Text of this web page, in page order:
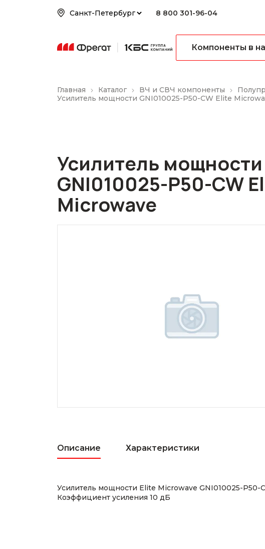
8 800 301-96-04
Компоненты в
Главная Каталог ВЧ и СВЧ компоненты
Усилитель мощности GNI010025-P50-CW Elite
Усилитель мощности
GNI010025-P50-CW
Microwave
Описание Характеристики
Усилитель мощности Elite Microwave GNI010025-P50-
Коэффициент усиления 10 дБ